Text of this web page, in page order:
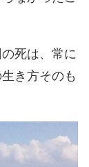
死は、常に
き方そのも